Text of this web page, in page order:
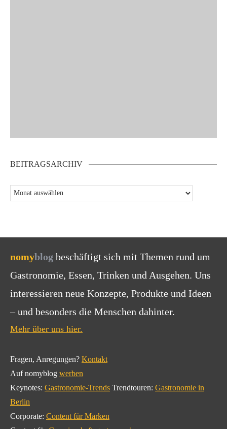
BEITRAGSARCHIV
nomyblog beschäftigt sich mit Themen rund um
Gastronomie, Essen, Trinken und Ausgehen. Uns
interessieren neue Konzepte, Produkte und Ideen
– und besonders die Menschen dahinter.
Mehr über uns hier.
Fragen, Anregungen? Kontakt
Auf nomyblog werben
Keynotes: Gastronomie-Trends Trendtouren: Gastronomie in
Berlin
Corporate: Content für Marken